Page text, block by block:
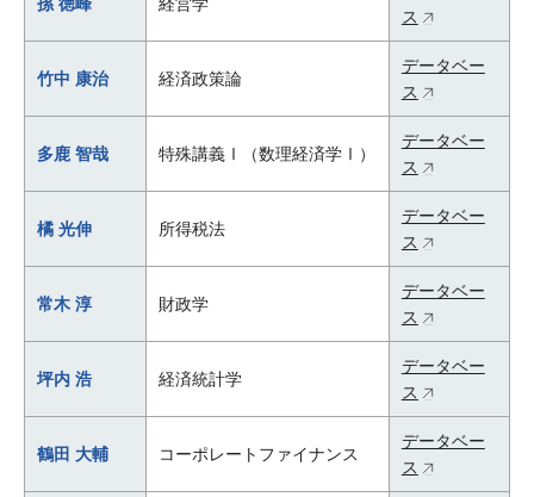
ス
竹中 康治 経済政策論
データベー
ス
多鹿 智哉 特殊講義Ⅰ（数理経済学Ⅰ）
データベー
ス
橘 光伸 所得税法
データベー
ス
常木 淳 財政学
データベー
ス
坪内 浩 経済統計学
データベー
ス
鶴田 大輔 コーポレートファイナンス
データベー
ス